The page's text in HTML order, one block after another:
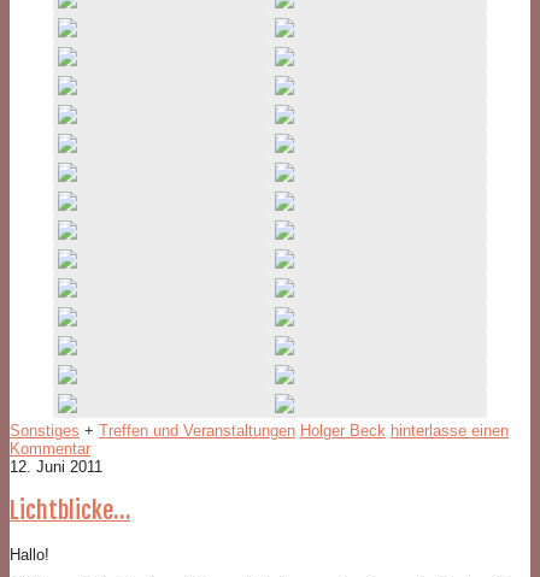
Sonstiges + Treffen und Veranstaltungen Holger Beck hinterlasse einen
Kommentar
12. Juni 2011
Lichtblicke…
Hallo!